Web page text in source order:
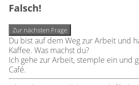
Falsch!
Zur nächsten Frage
Du bist auf dem Weg zur Arbeit und
Kaffee. Was machst du?
Ich gehe zur Arbeit, stemple ein und
Café.